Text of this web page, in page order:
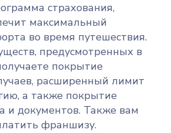
страхования,
максимальный
во время путешествия.
предусмотренных в
покрытие
расширенный лимит
а также покрытие
и документов. Также вам
франшизу.